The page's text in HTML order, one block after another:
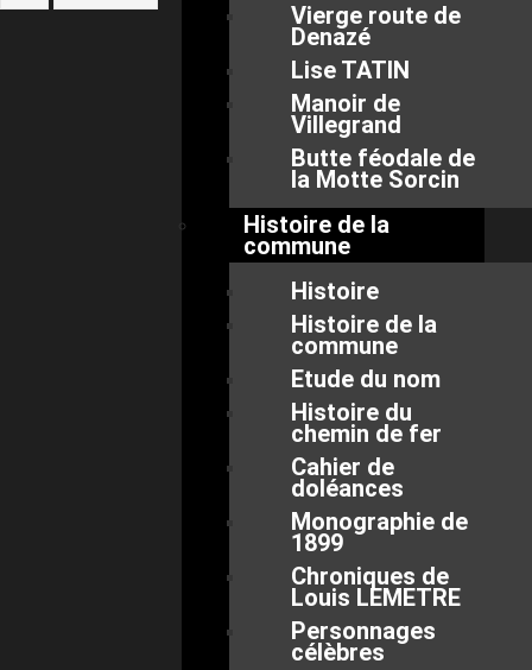
Vierge route de
Denazé
Lise TATIN
Manoir de
Villegrand
Butte féodale de
la Motte Sorcin
Histoire de la
commune
Histoire
Histoire de la
commune
Etude du nom
Histoire du
chemin de fer
Cahier de
doléances
Monographie de
1899
Chroniques de
Louis LEMETRE
Personnages
célèbres